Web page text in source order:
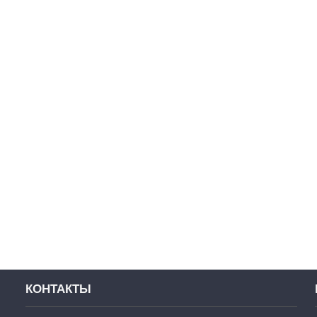
КОНТАКТЫ